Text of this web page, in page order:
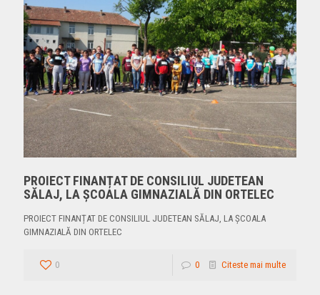
PROIECT FINANȚAT DE CONSILIUL JUDETEAN
SĂLAJ, LA ȘCOALA GIMNAZIALĂ DIN ORTELEC
PROIECT FINANȚAT DE CONSILIUL JUDETEAN SĂLAJ, LA ȘCOALA
GIMNAZIALĂ DIN ORTELEC
0 0 Citeste mai multe